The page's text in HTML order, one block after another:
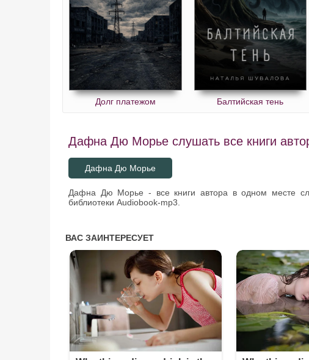
Долг платежом Балтийская тень
Дафна Дю Морье слушать все книги
Дафна Дю Морье
Дафна Дю Морье - все книги автора в одном месте
библиотеки Audiobook-mp3.